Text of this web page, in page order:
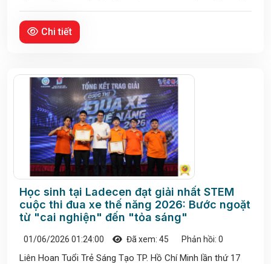
Chi tiết
Học sinh tại Ladecen đạt giải nhất STEM
cuộc thi đua xe thế năng 2026: Bước ngoặt
từ "cai nghiện" đến "tỏa sáng"
01/06/2026 01:24:00 Đã xem: 45 Phản hồi: 0
Liên Hoan Tuổi Trẻ Sáng Tạo TP. Hồ Chí Minh lần thứ 17